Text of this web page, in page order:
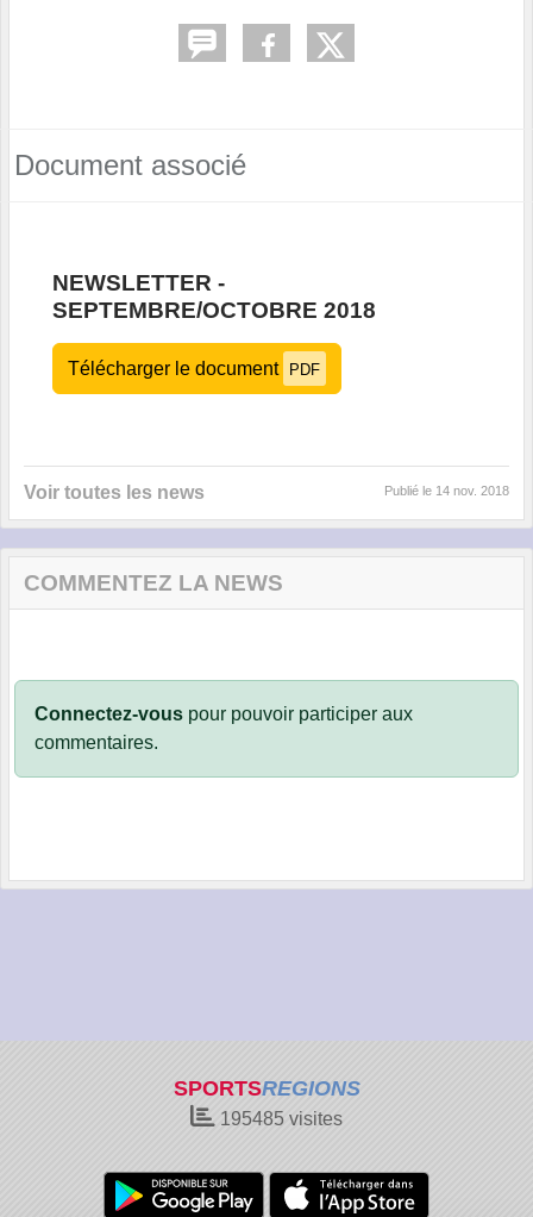
Document associé
NEWSLETTER -
SEPTEMBRE/OCTOBRE 2018
Télécharger le document PDF
Voir toutes les news Publié le 14 nov. 2018
COMMENTEZ LA NEWS
Connectez-vous pour pouvoir participer aux
commentaires.
SPORTSREGIONS
195485 visites